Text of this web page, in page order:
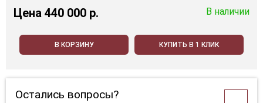
Цена 440 000 p. В наличии
В КОРЗИНУ КУПИТЬ В 1 КЛИК
Остались вопросы?